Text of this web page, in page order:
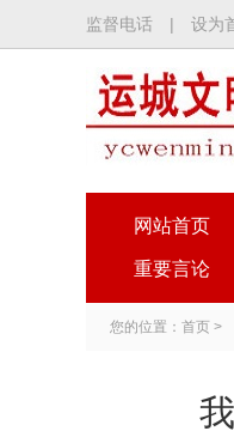
监督电话 | 设为
网站首页
重要言论
您的位置： 首页 >